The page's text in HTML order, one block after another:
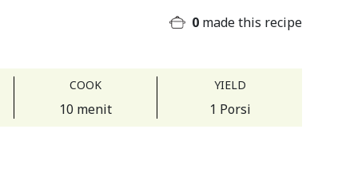
0 made this recipe
COOK
10 menit
YIELD
1 Porsi